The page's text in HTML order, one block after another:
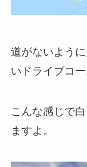
道がないよう
いドライブコー
こんな感じで
ますよ。